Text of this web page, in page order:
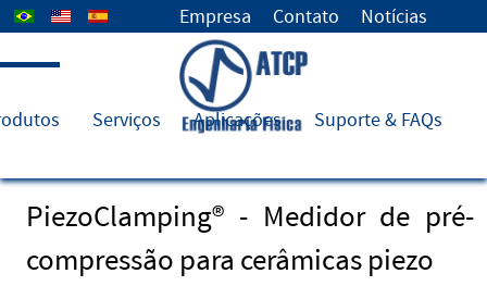
Select your language Empresa Contato Notícias
Serviços Aplicações Suporte & FAQs
PiezoClamping® - Medidor de pré-
compressão para cerâmicas piezo